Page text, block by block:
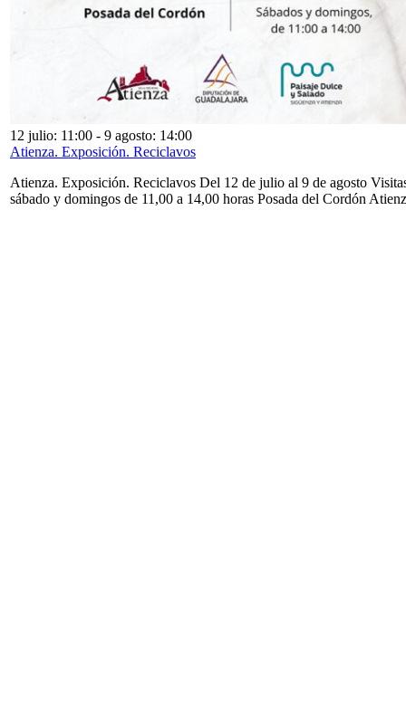
12 julio: 11:00 - 9 agosto: 14:00
Atienza. Exposición. Reciclavos
Atienza. Exposición. Reciclavos Del 12 de julio al 9 de agosto
sábado y domingos de 11,00 a 14,00 horas Posada del Cordón